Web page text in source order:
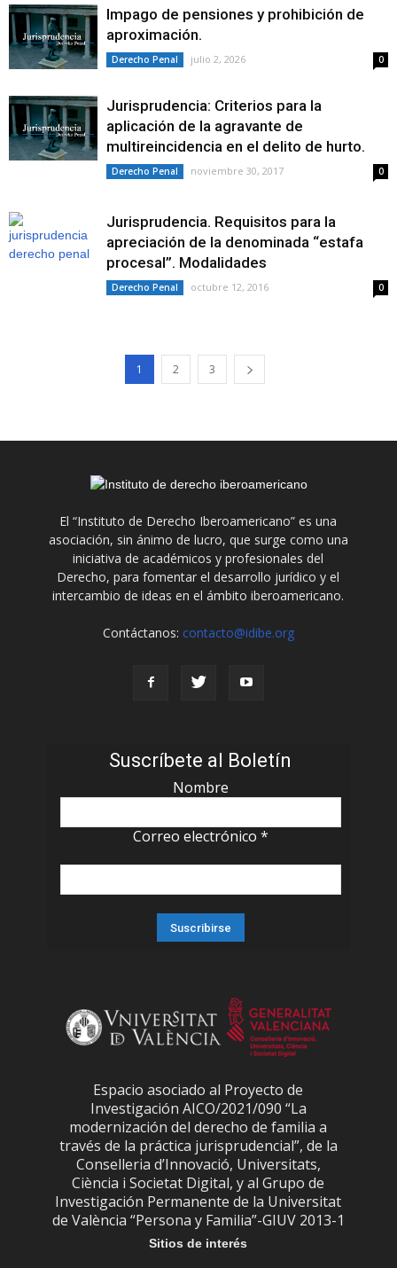
Impago de pensiones y prohibición de
aproximación.
Derecho Penal julio 2, 2026 0
Jurisprudencia: Criterios para la
aplicación de la agravante de
multireincidencia en el delito de hurto.
Derecho Penal noviembre 30, 2017 0
Jurisprudencia. Requisitos para la
apreciación de la denominada “estafa
procesal”. Modalidades
Derecho Penal octubre 12, 2016 0
1 2 3
El “Instituto de Derecho Iberoamericano” es una
asociación, sin ánimo de lucro, que surge como una
iniciativa de académicos y profesionales del
Derecho, para fomentar el desarrollo jurídico y el
intercambio de ideas en el ámbito iberoamericano.
Contáctanos: contacto@idibe.org
Suscríbete al Boletín
Nombre
Correo electrónico *
Espacio asociado al Proyecto de
Investigación AICO/2021/090 “La
modernización del derecho de familia a
través de la práctica jurisprudencial”, de la
Conselleria d’Innovació, Universitats,
Ciència i Societat Digital, y al Grupo de
Investigación Permanente de la Universitat
de València “Persona y Familia”-GIUV 2013-1
Sitios de interés